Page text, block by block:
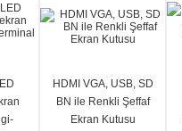
HDMI VGA, USB, SD
BN ile Renkli Şeffaf
Ekran Kutusu